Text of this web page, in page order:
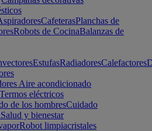
CafeterasPlanchas de
Robots de CocinaBalanzas de
EstufasRadiadoresCalefactores
Aire acondicionado
Termos eléctricos
de los hombresCuidado
Salud y bienestar
Robot limpiacristales